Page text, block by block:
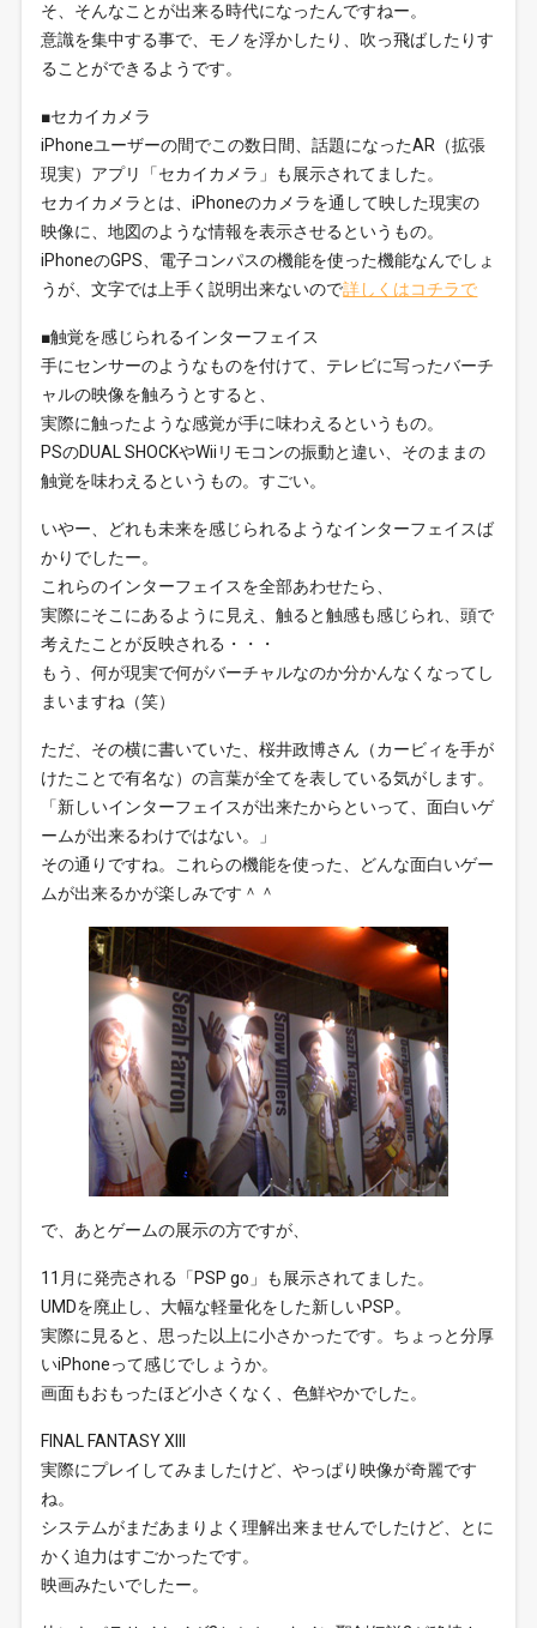
そ、そんなことが出来る時代になったんですねー。
意識を集中する事で、モノを浮かしたり、吹っ飛ばしたりす
ることができるようです。
■セカイカメラ
iPhoneユーザーの間でこの数日間、話題になったAR（拡張
現実）アプリ「セカイカメラ」も展示されてました。
セカイカメラとは、iPhoneのカメラを通して映した現実の
映像に、地図のような情報を表示させるというもの。
iPhoneのGPS、電子コンパスの機能を使った機能なんでしょ
うが、文字では上手く説明出来ないので詳しくはコチラで
■触覚を感じられるインターフェイス
手にセンサーのようなものを付けて、テレビに写ったバーチ
ャルの映像を触ろうとすると、
実際に触ったような感覚が手に味わえるというもの。
PSのDUAL SHOCKやWiiリモコンの振動と違い、そのままの
触覚を味わえるというもの。すごい。
いやー、どれも未来を感じられるようなインターフェイスば
かりでしたー。
これらのインターフェイスを全部あわせたら、
実際にそこにあるように見え、触ると触感も感じられ、頭で
考えたことが反映される・・・
もう、何が現実で何がバーチャルなのか分かんなくなってし
まいますね（笑）
ただ、その横に書いていた、桜井政博さん（カービィを手が
けたことで有名な）の言葉が全てを表している気がします。
「新しいインターフェイスが出来たからといって、面白いゲ
ームが出来るわけではない。」
その通りですね。これらの機能を使った、どんな面白いゲー
ムが出来るかが楽しみです＾＾
で、あとゲームの展示の方ですが、
11月に発売される「PSP go」も展示されてました。
UMDを廃止し、大幅な軽量化をした新しいPSP。
実際に見ると、思った以上に小さかったです。ちょっと分厚
いiPhoneって感じでしょうか。
画面もおもったほど小さくなく、色鮮やかでした。
FINAL FANTASY XIII
実際にプレイしてみましたけど、やっぱり映像が奇麗です
ね。
システムがまだあまりよく理解出来ませんでしたけど、とに
かく迫力はすごかったです。
映画みたいでしたー。